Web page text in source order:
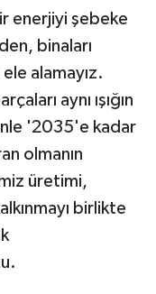
enerjiyi şebeke
binaları
alamayız.
aynı ışığın
'2035'e kadar
olmanın
üretimi,
birlikte